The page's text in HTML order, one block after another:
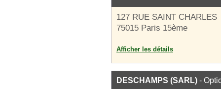
127 RUE SAINT CHARLES
75015 Paris 15ème
Afficher les détails
DESCHAMPS (SARL) -